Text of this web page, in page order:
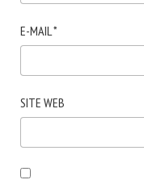
E-MAIL *
SITE WEB